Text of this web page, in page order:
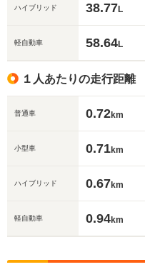
ハイブリッド 38.77L
軽自動車 58.64L
１人あたりの走行距離
普通車 0.72km
小型車 0.71km
ハイブリッド 0.67km
軽自動車 0.94km